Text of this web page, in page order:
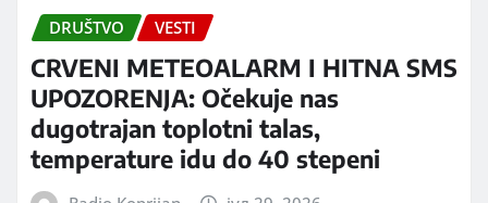
DRUŠTVO VESTI
CRVENI METEOALARM I HITNA SMS
UPOZORENJA: Očekuje nas
dugotrajan toplotni talas,
temperature idu do 40 stepeni